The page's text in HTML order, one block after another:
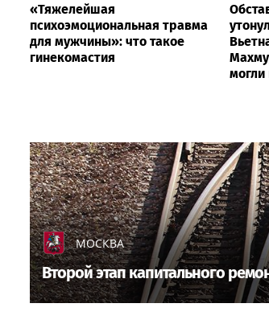
«Тяжелейшая
психоэмоциональная травма
для мужчины»: что такое
гинекомастия
могли
МОСКВА
Второй этап капитального